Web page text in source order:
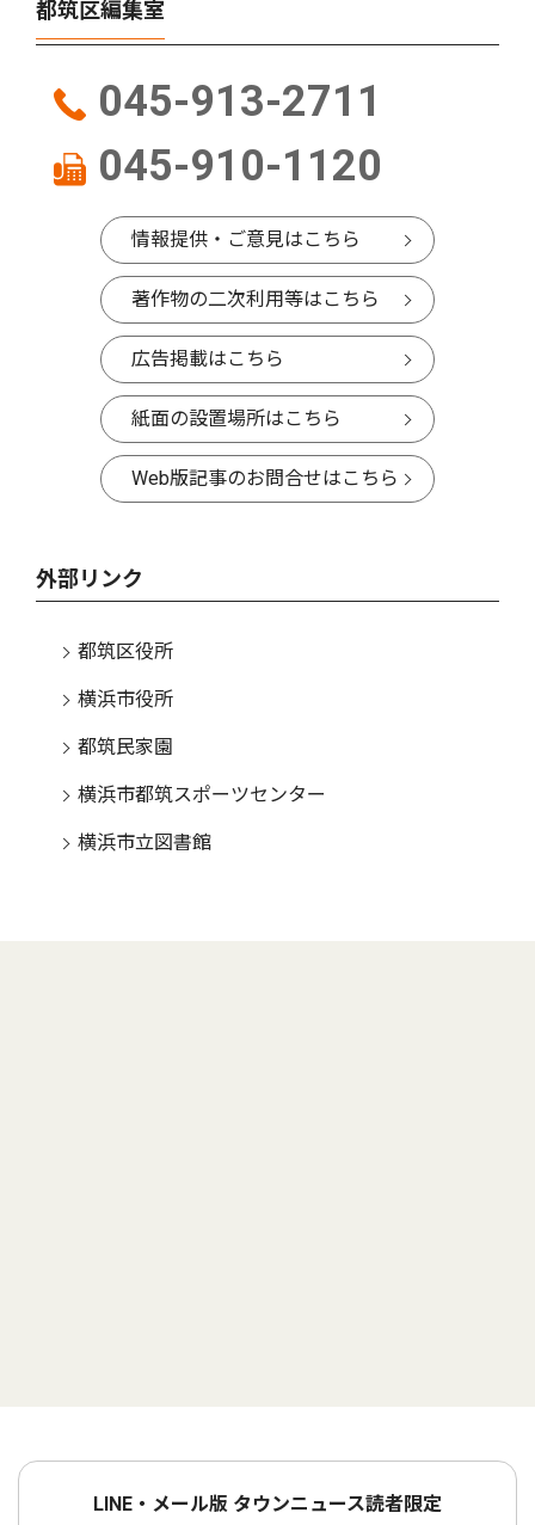
都筑区編集室
045-913-2711
045-910-1120
情報提供・ご意見はこちら
著作物の二次利用等はこちら
広告掲載はこちら
紙面の設置場所はこちら
Web版記事のお問合せはこちら
外部リンク
都筑区役所
横浜市役所
都筑民家園
横浜市都筑スポーツセンター
横浜市立図書館
LINE・メール版 タウンニュース読者限定